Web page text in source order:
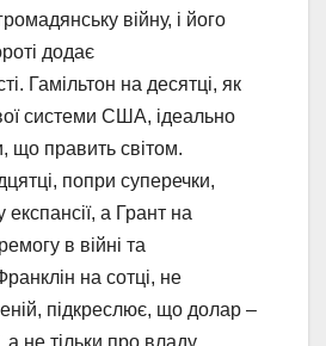
війну, і його
додає
Гамільтон на десятці, як
системи США, ідеально
що править світом.
попри суперечки,
а Грант на
в війні та
на сотці, не
підкреслює, що долар –